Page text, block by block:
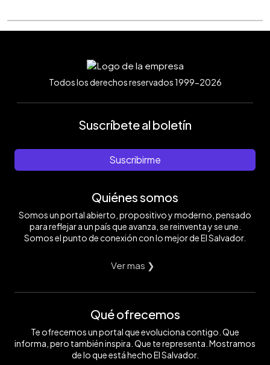
Todos los derechos reservados 1999-2026
Suscríbete al boletín
Suscribirme
Quiénes somos
Somos un portal abierto, propositivo y moderno, pensado
para reflejar a un país que avanza, se reinventa y se une.
Somos el punto de conexión con lo mejor de El Salvador.
Ver mas ❯
Qué ofrecemos
Te ofrecemos un portal que evoluciona contigo. Que
informa, pero también inspira. Que te representa. Mostramos
de lo que está hecho El Salvador.